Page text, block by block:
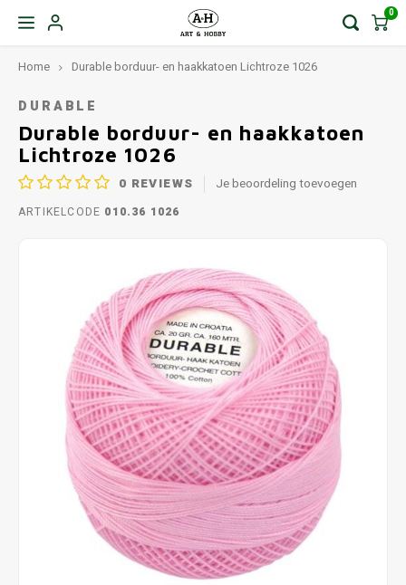
0
Home Durable borduur- en haakkatoen Lichtroze 1026
DURABLE
Durable borduur- en haakkatoen
Lichtroze 1026
0 REVIEWS Je beoordeling toevoegen
ARTIKELCODE 010.36 1026